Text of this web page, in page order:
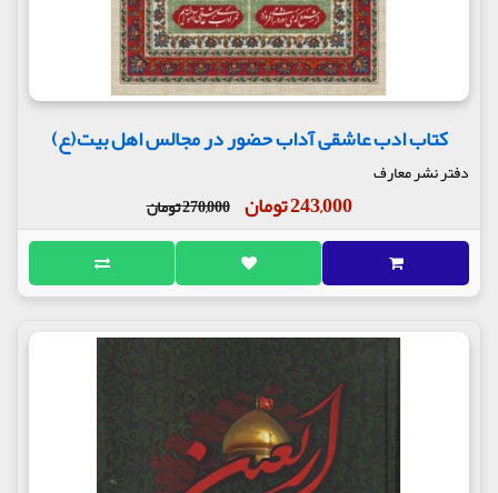
کتاب ادب عاشقی آداب حضور در مجالس اهل بیت(ع)
دفتر نشر معارف
243,000 تومان 270,000 تومان